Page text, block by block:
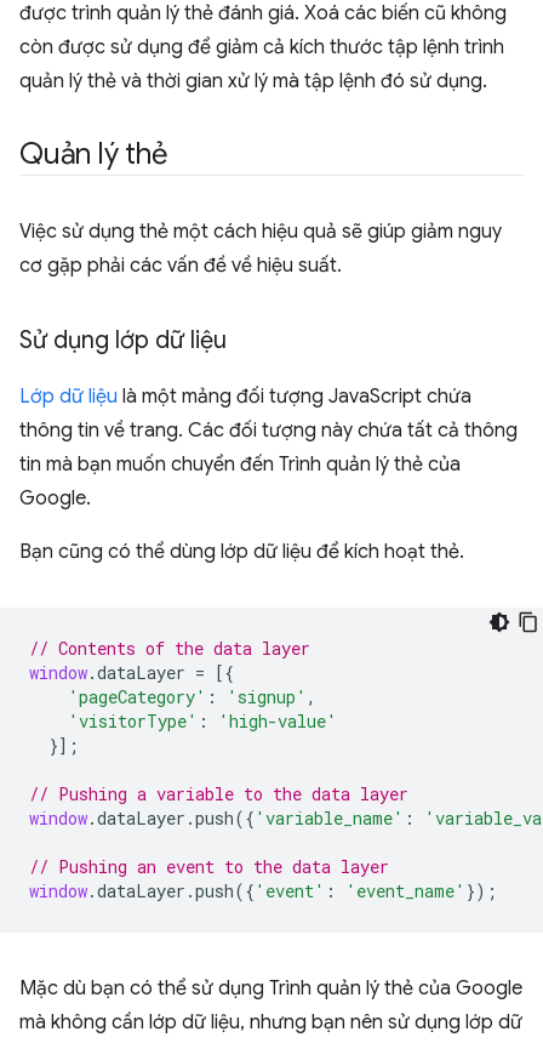
được trình quản lý thẻ đánh giá. Xoá các biến cũ không
còn được sử dụng để giảm cả kích thước tập lệnh trình
quản lý thẻ và thời gian xử lý mà tập lệnh đó sử dụng.
Quản lý thẻ
Việc sử dụng thẻ một cách hiệu quả sẽ giúp giảm nguy
cơ gặp phải các vấn đề về hiệu suất.
Sử dụng lớp dữ liệu
Lớp dữ liệu là một mảng đối tượng JavaScript chứa
thông tin về trang. Các đối tượng này chứa tất cả thông
tin mà bạn muốn chuyển đến Trình quản lý thẻ của
Google.
Bạn cũng có thể dùng lớp dữ liệu để kích hoạt thẻ.
// Contents of the data layer
window.dataLayer =
[{
'pageCategory' : 'signup' ,
'visitorType' :
'high-value'
}];
// Pushing a variable to the data layer
window.dataLayer .push({ 'variable_name' :
// Pushing an event to the data layer
window.dataLayer .push({ 'event' : 'event_name' });
Mặc dù bạn có thể sử dụng Trình quản lý thẻ của Google
mà không cần lớp dữ liệu, nhưng bạn nên sử dụng lớp dữ